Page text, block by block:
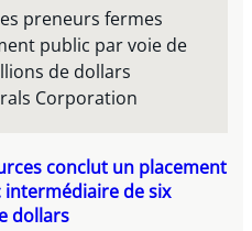
preneurs fermes
public par voie de
de dollars
Corporation
conclut un placement
intermédiaire de six
dollars